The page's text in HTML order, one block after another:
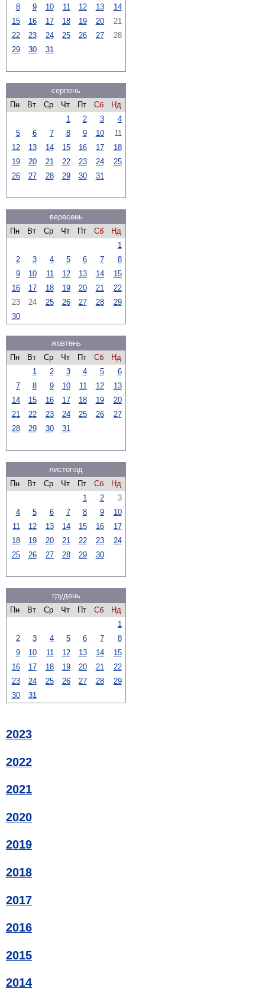
8
9 10 11 12 13
14
15
16 17 18 19 20
21
22
23 24 25 26 27
28
29
30 31
серпень
Пн
Вт Ср Чт Пт Сб
Нд
1
2 3
4
5
6 7 8 9 10
11
12
13 14 15 16 17
18
19
20 21 22 23 24
25
26
27 28 29 30 31
вересень
Пн
Вт Ср Чт Пт Сб
Нд
1
2
3 4 5 6 7
8
9
10 11 12 13 14
15
16
17 18 19 20 21
22
23
24 25 26 27 28
29
30
жовтень
Пн
Вт Ср Чт Пт Сб
Нд
1
2 3 4 5
6
7
8 9 10 11 12
13
14
15 16 17 18 19
20
21
22 23 24 25 26
27
28
29 30 31
листопад
Пн
Вт Ср Чт Пт Сб
Нд
1
2
3
4
5 6 7 8 9
10
11
12 13 14 15 16
17
18
19 20 21 22 23
24
25
26 27 28 29 30
грудень
Пн
Вт Ср Чт Пт Сб
Нд
1
2
3 4 5 6 7
8
9
10 11 12 13 14
15
16
17 18 19 20 21
22
23
24 25 26 27 28
29
30
31
2023
2022
2021
2020
2019
2018
2017
2016
2015
2014